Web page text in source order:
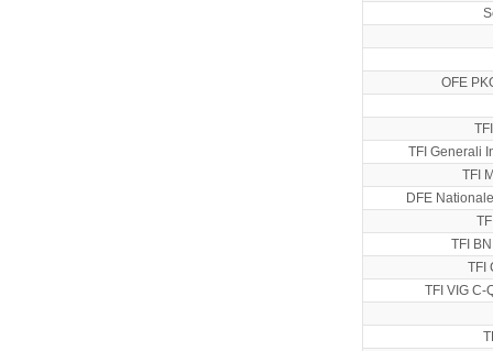
OFE
TFI Generali
TFI
DFE
TFI
TFI
TFI VIG C-